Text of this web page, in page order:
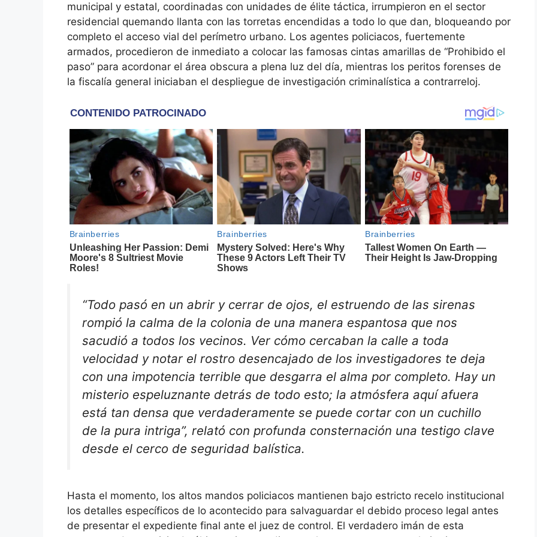
municipal y estatal, coordinadas con unidades de élite táctica, irrumpieron en el sector
residencial quemando llanta con las torretas encendidas a todo lo que dan, bloqueando por
completo el acceso vial del perímetro urbano. Los agentes policiacos, fuertemente
armados, procedieron de inmediato a colocar las famosas cintas amarillas de “Prohibido el
paso” para acordonar el área obscura a plena luz del día, mientras los peritos forenses de
la fiscalía general iniciaban el despliegue de investigación criminalística a contrarreloj.
“Todo pasó en un abrir y cerrar de ojos, el estruendo de las sirenas
rompió la calma de la colonia de una manera espantosa que nos
sacudió a todos los vecinos. Ver cómo cercaban la calle a toda
velocidad y notar el rostro desencajado de los investigadores te deja
con una impotencia terrible que desgarra el alma por completo. Hay un
misterio espeluznante detrás de todo esto; la atmósfera aquí afuera
está tan densa que verdaderamente se puede cortar con un cuchillo
de la pura intriga”, relató con profunda consternación una testigo clave
desde el cerco de seguridad balística.
Hasta el momento, los altos mandos policiacos mantienen bajo estricto recelo institucional
los detalles específicos de lo acontecido para salvaguardar el debido proceso legal antes
de presentar el expediente final ante el juez de control. El verdadero imán de esta